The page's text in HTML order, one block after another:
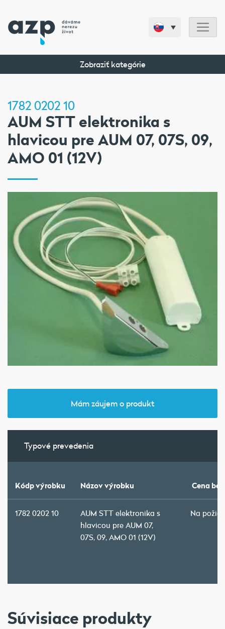
Zobraziť kategórie
1782 0202 10
AUM STT elektronika s
hlavicou pre AUM 07, 07S, 09,
AMO 01 (12V)
Mám záujem o produkt
Typové prevedenia
Kódp výrobku Názov výrobku Cena
1782 0202 10
AUM STT elektronika s
hlavicou pre AUM 07,
07S, 09, AMO 01 (12V)
Na
Súvisiace produkty